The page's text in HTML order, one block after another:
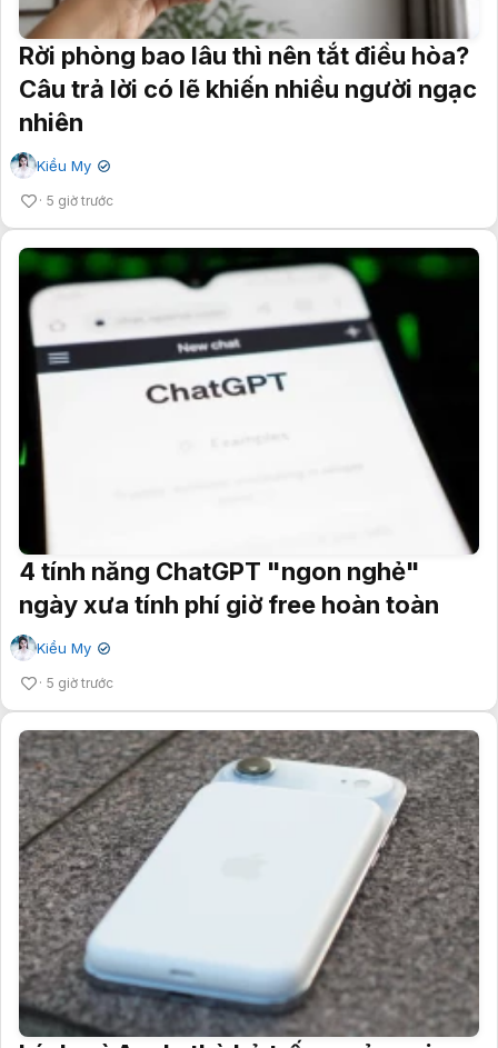
Rời phòng bao lâu thì nên tắt điều hòa?
Câu trả lời có lẽ khiến nhiều người ngạc
nhiên
Kiều My ✔
5 giờ trước
4 tính năng ChatGPT "ngon nghẻ"
ngày xưa tính phí giờ free hoàn toàn
Kiều My ✔
5 giờ trước